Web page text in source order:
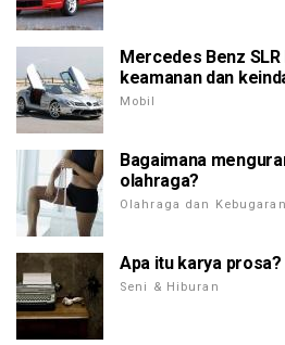
Mercedes Benz
keamanan dan
Mobil
Bagaimana
olahraga?
Olahraga dan Kebugaran
Apa itu karya prosa?
Seni & Hiburan